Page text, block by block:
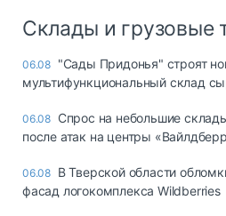
Склады и грузовые
06.08 "Сады Придонья" строят
мультифункциональный склад
06.08 Спрос на небольшие
после атак на центры
06.08 В Тверской области
фасад логокомплекса Wildberries